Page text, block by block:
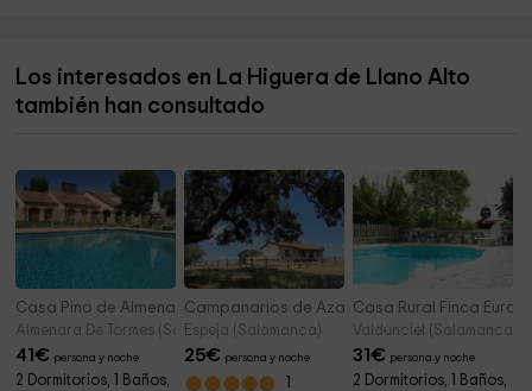
Museo Industrial Textil de Béjar 1,7 km
Los interesados en La Higuera de Llano Alto
también han consultado
Casa Pino de Almenara
Almenara De Tormes (Salamanca)
41€ persona y noche
2 Dormitorios, 1 Baños,
Campanarios de Azaba- La Casita
Espeja (Salamanca)
25€ persona y noche
Casa Rural Finca
Valdunciel (Salamanca)
31€ persona y noche
2 Dormitorios, 1 Baños,